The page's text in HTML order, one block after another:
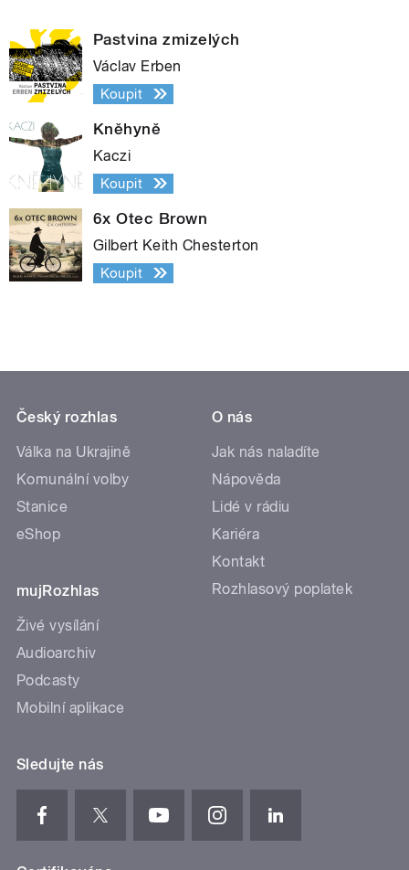
Pastvina zmizelých
Václav Erben
Koupit
Kněhyně
Kaczi
Koupit
6x Otec Brown
Gilbert Keith Chesterton
Koupit
Český rozhlas
Válka na Ukrajině
Komunální volby
Stanice
eShop
mujRozhlas
Živé vysílání
Audioarchiv
Podcasty
Mobilní aplikace
O nás
Jak nás naladíte
Nápověda
Lidé v rádiu
Kariéra
Kontakt
Rozhlasový poplatek
Sledujte nás